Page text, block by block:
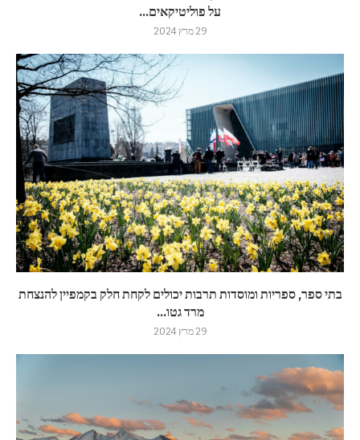
על פוליטיקאים...
29 מרץ 2024
בתי ספר, ספריות ומוסדות תרבות יכולים לקחת חלק בקמפיין להנצחת
מרד גטו...
29 מרץ 2024